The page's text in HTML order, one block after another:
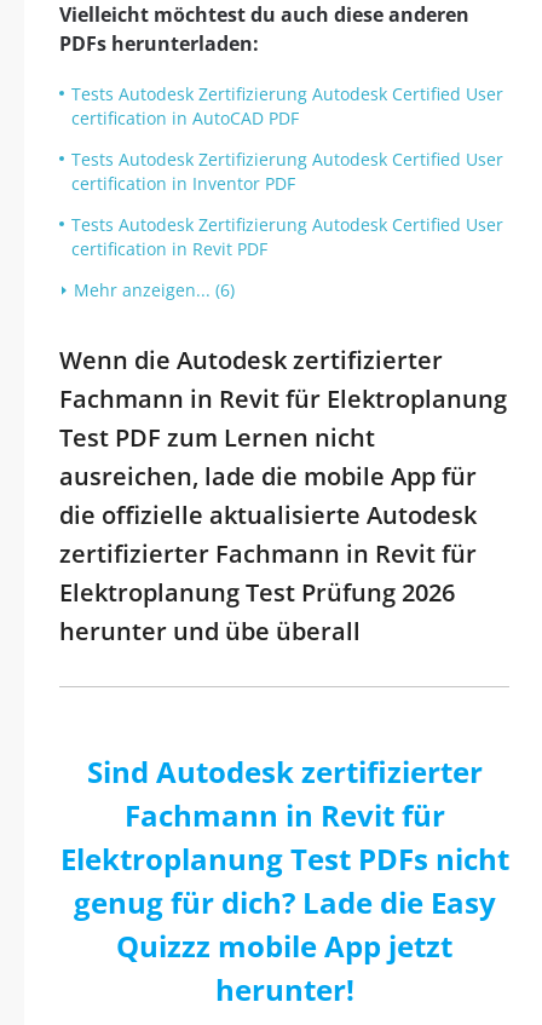
Vielleicht möchtest du auch diese anderen
PDFs herunterladen:
Tests Autodesk Zertifizierung Autodesk Certified User
certification in AutoCAD PDF
Tests Autodesk Zertifizierung Autodesk Certified User
certification in Inventor PDF
Tests Autodesk Zertifizierung Autodesk Certified User
certification in Revit PDF
Mehr anzeigen... (6)
Wenn die Autodesk zertifizierter
Fachmann in Revit für Elektroplanung
Test PDF zum Lernen nicht
ausreichen, lade die mobile App für
die offizielle aktualisierte Autodesk
zertifizierter Fachmann in Revit für
Elektroplanung Test Prüfung 2026
herunter und übe überall
Sind Autodesk zertifizierter
Fachmann in Revit für
Elektroplanung Test PDFs nicht
genug für dich? Lade die Easy
Quizzz mobile App jetzt
herunter!